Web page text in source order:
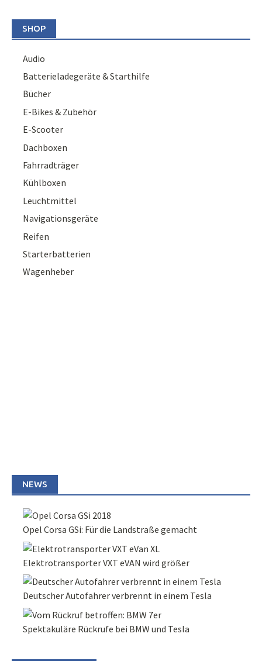
SHOP
Audio
Batterieladegeräte & Starthilfe
Bücher
E-Bikes & Zubehör
E-Scooter
Dachboxen
Fahrradträger
Kühlboxen
Leuchtmittel
Navigationsgeräte
Reifen
Starterbatterien
Wagenheber
NEWS
Opel Corsa GSi: Für die Landstraße gemacht
Elektrotransporter VXT eVAN wird größer
Deutscher Autofahrer verbrennt in einem Tesla
Spektakuläre Rückrufe bei BMW und Tesla